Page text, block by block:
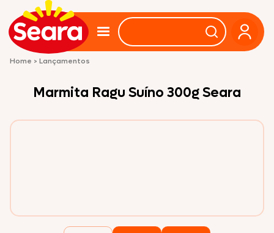
Home > Lançamentos
Marmita Ragu Suíno 300g Seara